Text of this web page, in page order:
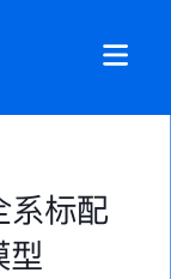
系标配
型